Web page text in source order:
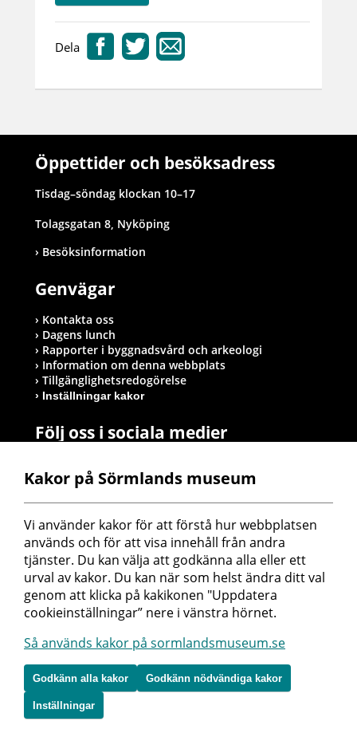
Dela
Öppettider och besöksadress
Tisdag–söndag klockan 10–17
Tolagsgatan 8, Nyköping
Besöksinformation
Genvägar
Kontakta oss
Dagens lunch
Rapporter i byggnadsvård och arkeologi
Information om denna webbplats
Tillgänglighetsredogörelse
Inställningar kakor
Följ oss i sociala medier
Postadress
Sörmlands museum
Box 314
611 26 Nyköping
Kakor på Sörmlands museum
Vi använder kakor för att förstå hur webbplatsen
används och för att visa innehåll från andra
tjänster. Du kan välja att godkänna alla eller ett
urval av kakor. Du kan när som helst ändra ditt val
genom att klicka på kakikonen "Uppdatera
cookieinställningar” nere i vänstra hörnet.
Så används kakor på sormlandsmuseum.se
Godkänn alla kakor Godkänn nödvändiga kakor
Inställningar